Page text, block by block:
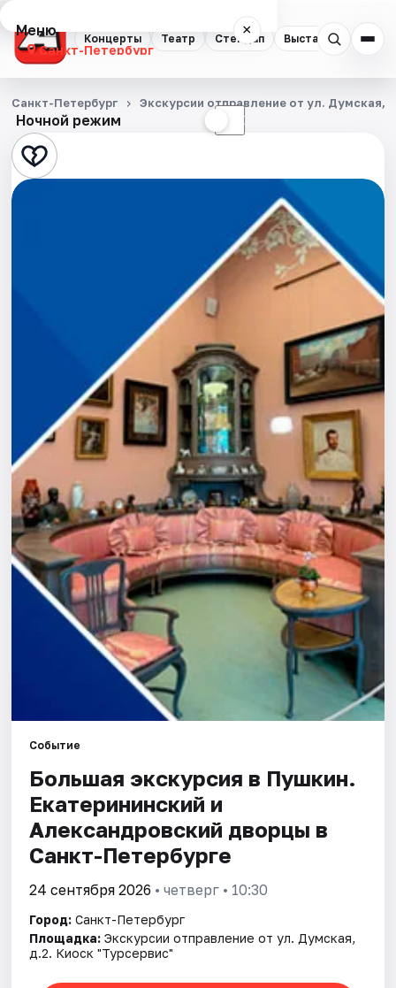
Концерты Театр Стендап Выставки
Меню ×
Санкт-Петербург
Концерты
Театр
Стендап
Города
Площадки
Артисты
Рейтинги
Ночной режим ☾
Санкт-Петербург Экскурсии отправление от ул. Думская,
Событие
Большая экскурсия в Пушкин.
Екатерининский и
Александровский дворцы в
Санкт-Петербурге
24 сентября 2026 • четверг • 10:30
Город: Санкт-Петербург
Площадка: Экскурсии отправление от ул. Думская,
д.2. Киоск "Турсервис"